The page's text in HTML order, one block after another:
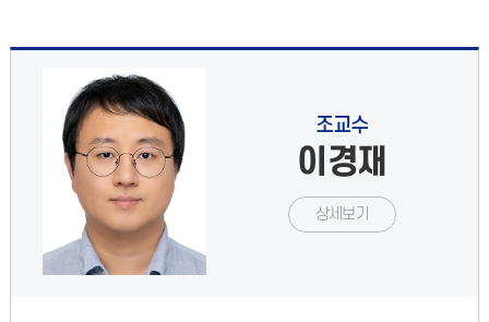
조교수
이경재
상세보기